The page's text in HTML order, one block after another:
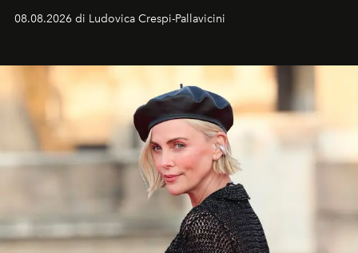
favorevole della Luna nuova in Leone del 12 agosto,
ideale per la notte delle Perseidi.
08.08.2026 di Ludovica Crespi-Pallavicini